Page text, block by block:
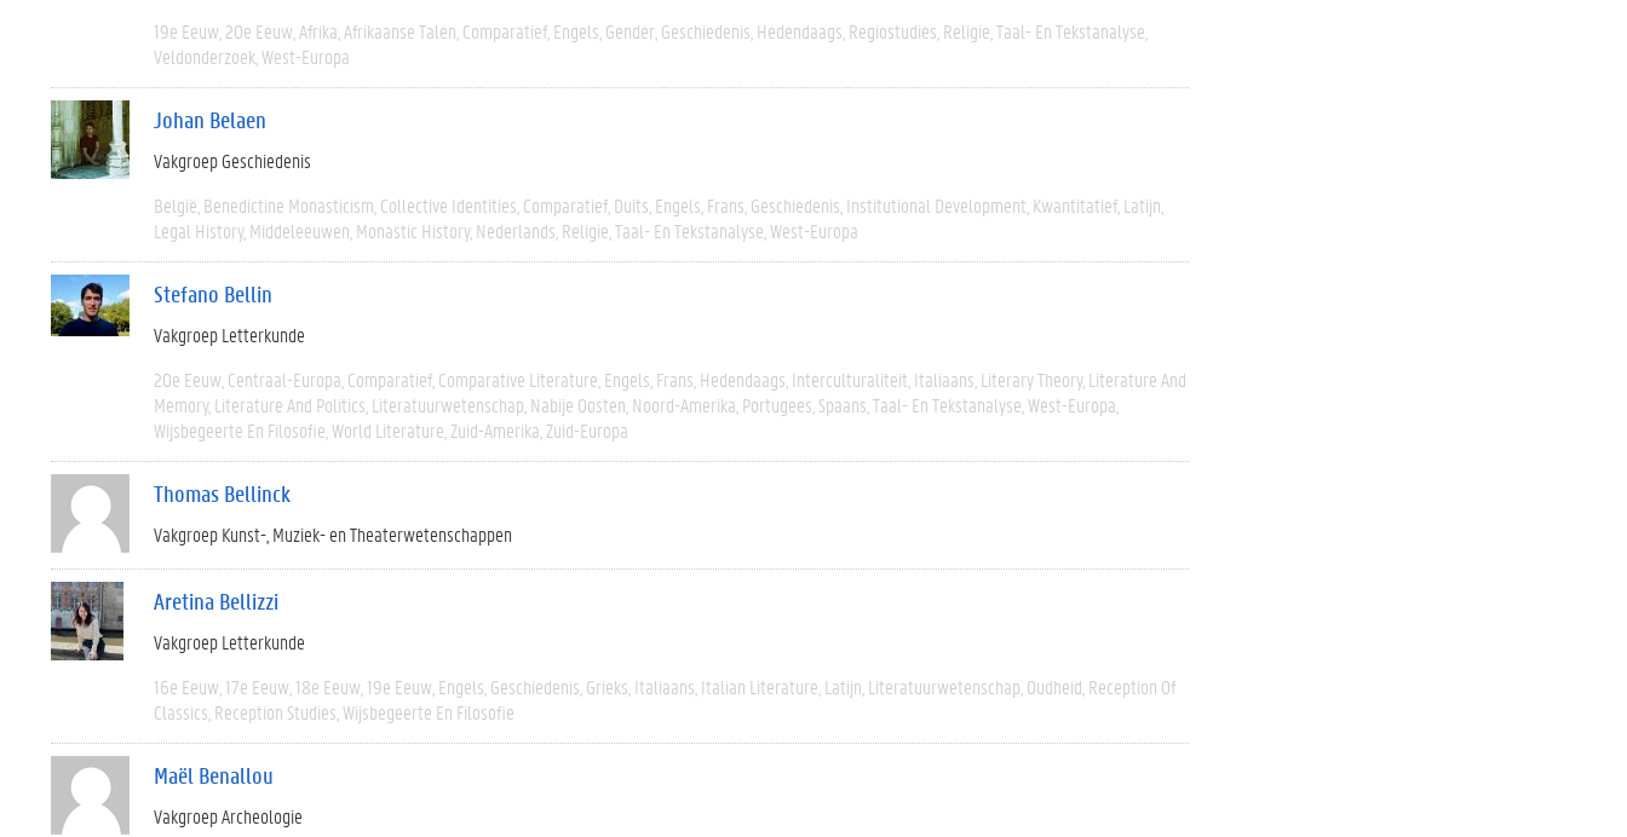
19e Eeuw 20e Eeuw Afrika Afrikaanse Talen Comparatief Engels Gender Geschiedenis Hedendaags Regiostudies Religie Taal- En Tekstanalyse
Veldonderzoek West-Europa
Johan Belaen
Vakgroep Geschiedenis
België Benedictine Monasticism Collective Identities Comparatief Duits Engels Frans Geschiedenis Institutional Development Kwantitatief Latijn
Legal History Middeleeuwen Monastic History Nederlands Religie Taal- En Tekstanalyse West-Europa
Stefano Bellin
Vakgroep Letterkunde
20e Eeuw Centraal-Europa Comparatief Comparative Literature Engels Frans Hedendaags Interculturaliteit Italiaans Literary Theory Literature And
Memory Literature And Politics Literatuurwetenschap Nabije Oosten Noord-Amerika Portugees Spaans Taal- En Tekstanalyse West-Europa
Wijsbegeerte En Filosofie World Literature Zuid-Amerika Zuid-Europa
Thomas Bellinck
Vakgroep Kunst-, Muziek- en Theaterwetenschappen
Aretina Bellizzi
Vakgroep Letterkunde
16e Eeuw 17e Eeuw 18e Eeuw 19e Eeuw Engels Geschiedenis Grieks Italiaans Italian Literature Latijn Literatuurwetenschap Oudheid Reception Of
Classics Reception Studies Wijsbegeerte En Filosofie
Maël Benallou
Vakgroep Archeologie